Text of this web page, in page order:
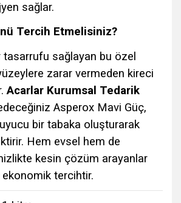
sağlar.
Tercih Etmelisiniz?
sağlayan bu özel
zarar vermeden kireci
Acarlar Kurumsal Tedarik
Asperox Mavi Güç,
bir tabaka oluşturarak
Hem evsel hem de
kesin çözüm arayanlar
tercihtir.